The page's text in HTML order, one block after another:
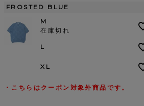
FROSTED BLUE
M
在庫切れ
L
XL
・こちらはクーポン対象外商品です。